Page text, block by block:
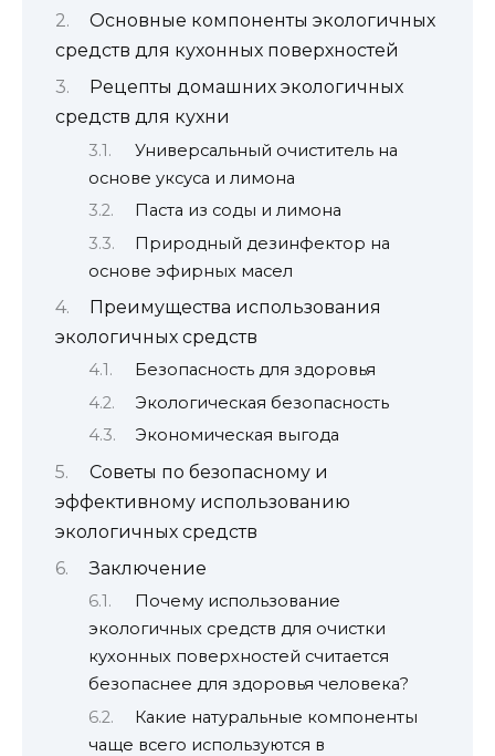
Основные компоненты экологичных
средств для кухонных поверхностей
Рецепты домашних экологичных
средств для кухни
Универсальный очиститель на
основе уксуса и лимона
Паста из соды и лимона
Природный дезинфектор на
основе эфирных масел
Преимущества использования
экологичных средств
Безопасность для здоровья
Экологическая безопасность
Экономическая выгода
Советы по безопасному и
эффективному использованию
экологичных средств
Заключение
Почему использование
экологичных средств для очистки
кухонных поверхностей считается
безопаснее для здоровья человека?
Какие натуральные компоненты
чаще всего используются в